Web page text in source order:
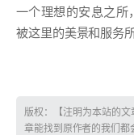
一个理想的安息之所
被这里的美景和服务所
版权：【注明为本站的
章能找到原作者的我们都